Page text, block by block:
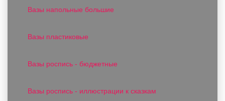
Вазы напольные большие
Вазы пластиковые
Вазы роспись - бюджетные
Вазы роспись - иллюстрации к сказкам